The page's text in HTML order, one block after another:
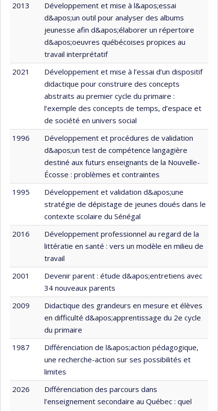
2013
Développement et mise à l&apos;essai
d&apos;un outil pour analyser des albums
jeunesse afin d&apos;élaborer un répertoire
d&apos;oeuvres québécoises propices au
travail interprétatif
2021
Développement et mise à l’essai d’un dispositif
didactique pour construire des concepts
abstraits au premier cycle du primaire :
l’exemple des concepts de temps, d’espace et
de société en univers social
1996
Développement et procédures de validation
d&apos;un test de compétence langagière
destiné aux futurs enseignants de la Nouvelle-
Écosse : problèmes et contraintes
1995
Développement et validation d&apos;une
stratégie de dépistage de jeunes doués dans le
contexte scolaire du Sénégal
2016
Développement professionnel au regard de la
littératie en santé : vers un modèle en milieu de
travail
2001
Devenir parent : étude d&apos;entretiens avec
34 nouveaux parents
2009
Didactique des grandeurs en mesure et élèves
en difficulté d&apos;apprentissage du 2e cycle
du primaire
1987
Différenciation de l&apos;action pédagogique,
une recherche-action sur ses possibilités et
limites
2026
Différenciation des parcours dans
l’enseignement secondaire au Québec : quel